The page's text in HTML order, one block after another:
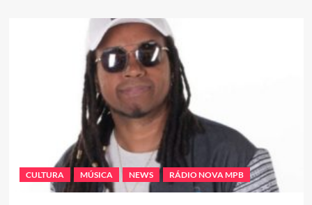
CULTURA MÚSICA NEWS RÁDIO NOVA MPB